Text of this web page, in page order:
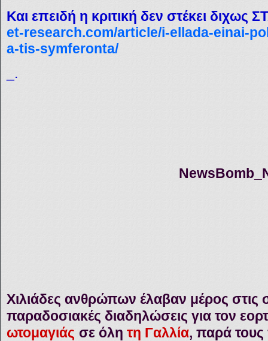
Και επειδή η κριτική δεν στέκει διχως
et-research.com/article/i-ellada-einai-
a-tis-symferonta/
_.
Χιλιάδες ανθρώπων έλαβαν μέρος στις
παραδοσιακές διαδηλώσεις για τον
ωτομαγιάς σε όλη τη Γαλλία, παρά τους